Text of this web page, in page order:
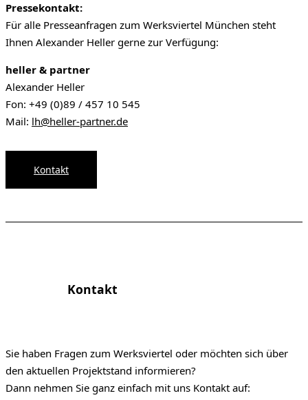
Pressekontakt:
Für alle Presseanfragen zum Werksviertel München steht
Ihnen Alexander Heller gerne zur Verfügung:
heller & partner
Alexander Heller
Fon: +49 (0)89 / 457 10 545
Mail: lh@heller-partner.de
Kontakt
Kontakt
Sie haben Fragen zum Werksviertel oder möchten sich über
den aktuellen Projektstand informieren?
Dann nehmen Sie ganz einfach mit uns Kontakt auf: